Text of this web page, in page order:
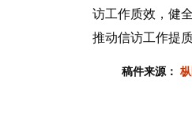
访工作质效，健
推动信访工作提
稿件来源：